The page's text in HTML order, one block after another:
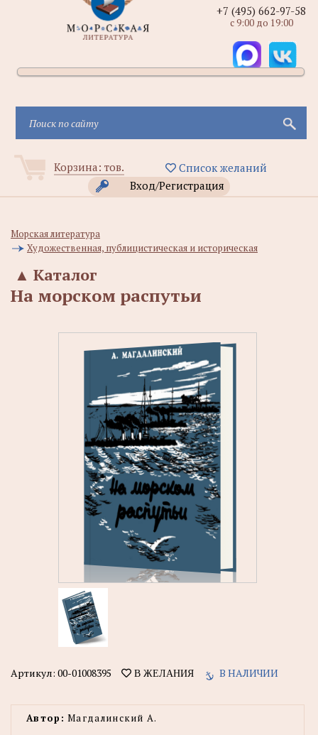
Корзина: тов.
Список желаний
Вход/Регистрация
+7 (495) 662-97-58
с 9:00 до 19:00
Морская литература
Художественная, публицистическая и историческая
Каталог
▲
На морском распутьи
Артикул: 00-01008395 В ЖЕЛАНИЯ В НАЛИЧИИ
Автор: Магдалинский А.